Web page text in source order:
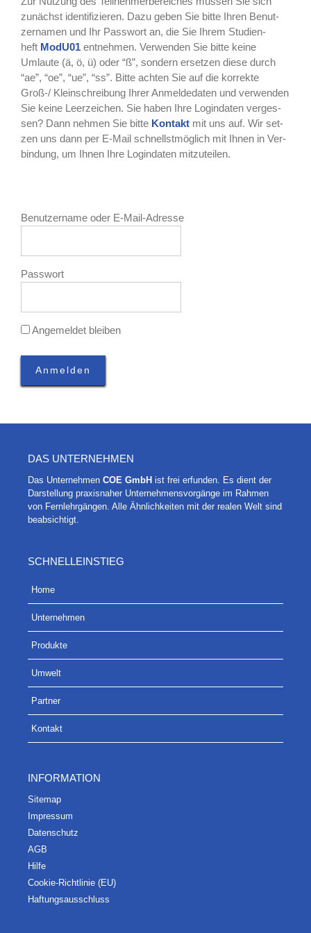
zunächst iden­ti­fi­zie­ren. Dazu geben Sie bit­te Ihren Benut­
zer­na­men und Ihr Pass­wort an, die Sie Ihrem Stu­di­en­
heft ModU01 ent­neh­men. Ver­wen­den Sie bit­te kei­ne
Umlau­te (ä, ö, ü) oder “ß”, son­dern erset­zen die­se durch
“ae”, “oe”, “ue”, “ss”. Bit­te ach­ten Sie auf die kor­rek­te
Groß-/ Klein­schrei­bung Ihrer Anmel­de­da­ten und ver­wen­den
Sie kei­ne Leer­zei­chen. Sie haben Ihre Log­in­da­ten ver­ges­
sen? Dann neh­men Sie bit­te Kon­takt mit uns auf. Wir set­
zen uns dann per E‑Mail schnellst­mög­lich mit Ihnen in Ver­
bin­dung, um Ihnen Ihre Log­in­da­ten mitzuteilen.
Benutzername oder E-Mail-Adresse
Passwort
Angemeldet bleiben
DAS UNTER­NEH­MEN
Das Unter­neh­men COE GmbH ist frei erfun­den. Es dient der
Dar­stel­lung pra­xis­na­her Unter­neh­mens­vor­gän­ge im Rah­men
von Fern­lehr­gän­gen. Alle Ähn­lich­kei­ten mit der rea­len Welt sind
beabsichtigt.
SCHNELL­EIN­STIEG
Home
Unter­neh­men
Pro­duk­te
Umwelt
Part­ner
Kon­takt
INFOR­MA­TI­ON
Site­map
Impres­sum
Daten­schutz
AGB
Hil­fe
Coo­kie-Rich­t­­li­­nie (EU)
Haf­tungs­aus­schluss